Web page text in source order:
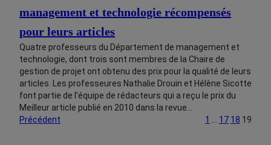
management et technologie récompensés
pour leurs articles
Quatre professeurs du Département de management et
technologie, dont trois sont membres de la Chaire de
gestion de projet ont obtenu des prix pour la qualité de leurs
articles. Les professeures Nathalie Drouin et Hélène Sicotte
font partie de l’équipe de rédacteurs qui a reçu le prix du
Meilleur article publié en 2010 dans la revue…
Précédent
1 17 18 19